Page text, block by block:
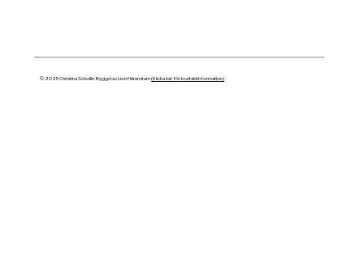
© 2025 Christina Schollin. Byggd av Lion Härenstam(Klicka här för kontaktinformation)